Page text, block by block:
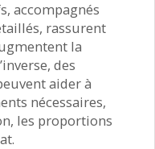
accompagnés
rassurent
la
des
aider à
nécessaires,
les proportions